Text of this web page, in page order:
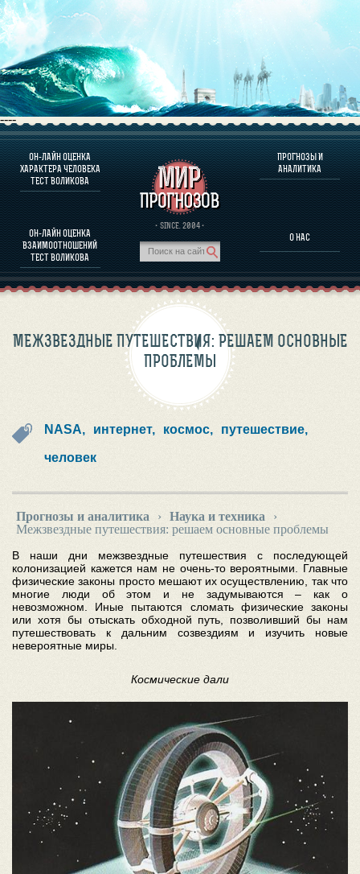
----
ОН-ЛАЙН ОЦЕНКА
ХАРАКТЕРА ЧЕЛОВЕКА
ТЕСТ ВОЛИКОВА
ОН-ЛАЙН ОЦЕНКА
ВЗАИМООТНОШЕНИЙ
ТЕСТ ВОЛИКОВА
· SINCE. 2004 ·
ПРОГНОЗЫ И
АНАЛИТИКА
О НАС
О ПРОГРАММЕ
ОЦЕНКА ХАРАКТЕРA ЧЕЛОВЕКА
ОЦЕНКА ХАРАКТЕРА ВЫДАЮЩИХСЯ ЛИЧНОСТЕЙ
О ПРОГРАММЕ
ПРОГНОЗЫ И АНАЛИТИКА
МЕЖЗВЕЗДНЫЕ ПУТЕШЕСТВИЯ: РЕШАЕМ ОСНОВНЫЕ
ПРОБЛЕМЫ
NASA, интернет, космос, путешествие,
человек
Прогнозы и аналитика › Наука и техника
›
Межзвездные путешествия: решаем основные проблемы
В наши дни межзвездные путешествия с последующей
колонизацией кажется нам не очень-то вероятными. Главные
физические законы просто мешают их осуществлению, так что
многие люди об этом и не задумываются – как о
невозможном. Иные пытаются сломать физические законы
или хотя бы отыскать обходной путь, позволивший бы нам
путешествовать к дальним созвездиям и изучить новые
невероятные миры.
Космические дали